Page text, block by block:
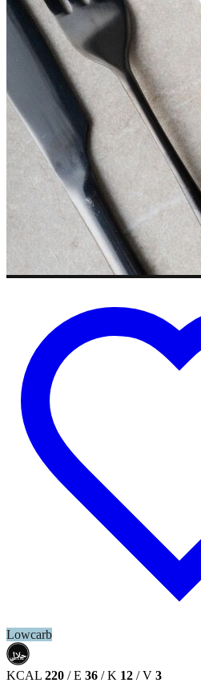
Lowcarb
حلال
HALAL
KCAL 220 / E 36 / K 12 / V 3